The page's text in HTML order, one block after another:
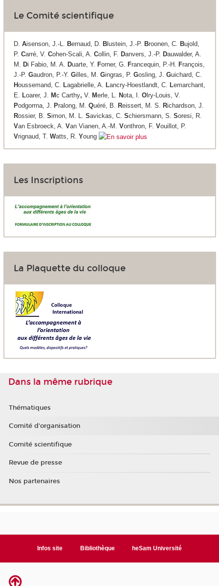
Le Comité scientifique
D. Aisenson, J.-L. Bernaud, D. Blustein, J.-P. Broonen, C. Bujold,
P. Carré, V. Cohen-Scali, A. Collin, F. Danvers, J.-P. Dauwalder, A.
M. Di Fabio, M. A. Duarte, Y. Forner, G. Francequin, P.-H. François,
J.-P. Gaudron, P.-Y. Gilles, M. Gingras, P. Gosling, J. Guichard, C.
Houssemand, C. Lagabrielle, A. Lancry-Hoestlandt, C. Lemarchant,
E. Loarer, J. Mc Carthy, V. Merle, L. Nota, I. Olry-Louis, V.
Podgorrna, J. Pralong, M. Quéré, B. Reissert, M. S. Richardson, J.
Rossier, B. Simon, M. L. Savickas, C. Schiersmann, S. Soresi, R.
Van Esbroeck, A. Van Vianen, A.-M. Vonthron, F. Vouillot, P.
Vrignaud, T. Watts, R. Young
Les Inscriptions
La Plaquette du colloque
Dans la même rubrique
Thématiques
Comité d'organisation
Comité scientifique
Revue de presse
Nos partenaires
Infos site Bibliothèque heSam Université